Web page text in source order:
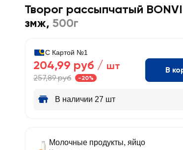
Творог рассыпчатый
змж, 500г
С Картой №1
204,99 руб / шт
257,89 руб -20%
В
В наличии 27 шт
Молочные продукты, яйцо